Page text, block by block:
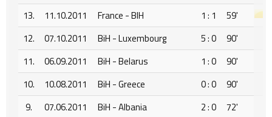
13.
11.10.2011 France - BIH 1 : 1
59'
12.
07.10.2011 BiH - Luxembourg 5 : 0
90'
11.
06.09.2011 BiH - Belarus 1 : 0
90'
10.
10.08.2011 BiH - Greece 0 : 0
90'
9.
07.06.2011 BiH - Albania 2 : 0
72'